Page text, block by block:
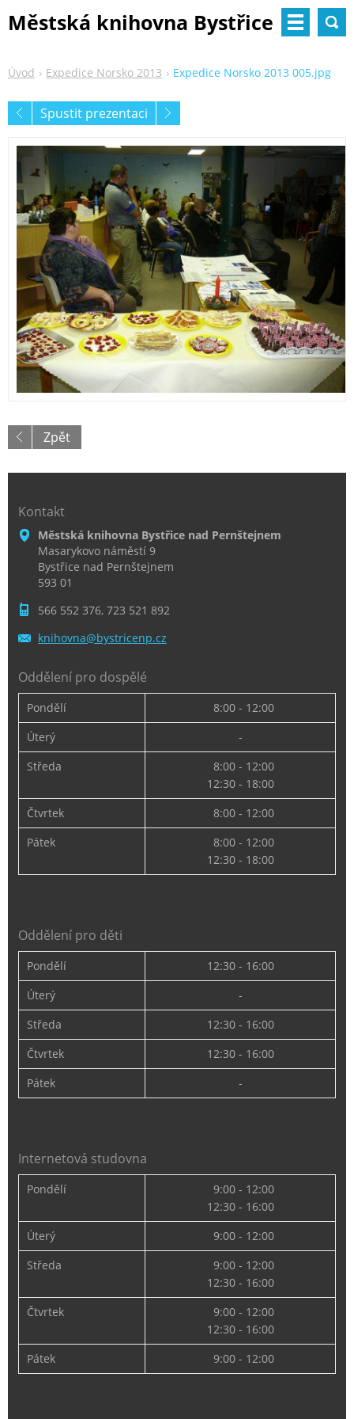
Městská knihovna Bystřice
Úvod Expedice Norsko 2013 Expedice Norsko 2013 005.jpg
Spustit prezentaci
Zpět
Kontakt
Městská knihovna Bystřice nad Pernštejnem
Masarykovo náměstí 9
Bystřice nad Pernštejnem
593 01
566 552 376, 723 521 892
knihovna@bystricenp.cz
Oddělení pro dospělé
Pondělí
8:00 - 12:00
Úterý
-
Středa
8:00 - 12:00
12:30 - 18:00
Čtvrtek
8:00 - 12:00
Pátek
8:00 - 12:00
12:30 - 18:00
Oddělení pro děti
Pondělí
12:30 - 16:00
Úterý
-
Středa
12:30 - 16:00
Čtvrtek
12:30 - 16:00
Pátek
-
Internetová studovna
Pondělí
9:00 - 12:00
12:30 - 16:00
Úterý
9:00 - 12:00
Středa
9:00 - 12:00
12:30 - 16:00
Čtvrtek
9:00 - 12:00
12:30 - 16:00
Pátek
9:00 - 12:00